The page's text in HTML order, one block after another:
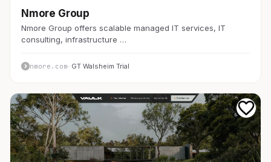
Nmore Group
Nmore Group offers scalable managed IT services, IT
consulting, infrastructure …
nmore.com· GT Walsheim Trial